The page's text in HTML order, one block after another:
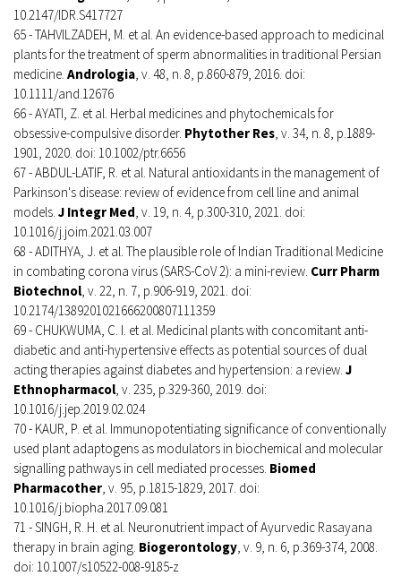
10.2147/IDR.S417727
65 - TAHVILZADEH, M. et al. An evidence-based approach to medicinal
plants for the treatment of sperm abnormalities in traditional Persian
medicine. Andrologia , v. 48, n. 8, p.860-879, 2016. doi:
10.1111/and.12676
66 - AYATI, Z. et al. Herbal medicines and phytochemicals for
obsessive-compulsive disorder. Phytother Res , v. 34, n. 8, p.1889-
1901, 2020. doi: 10.1002/ptr.6656
67 - ABDUL-LATIF, R. et al. Natural antioxidants in the management of
Parkinson's disease: review of evidence from cell line and animal
models. J Integr Med , v. 19, n. 4, p.300-310, 2021. doi:
10.1016/j.joim.2021.03.007
68 - ADITHYA, J. et al. The plausible role of Indian Traditional Medicine
in combating corona virus (SARS-CoV 2): a mini-review. Curr Pharm
Biotechnol , v. 22, n. 7, p.906-919, 2021. doi:
10.2174/1389201021666200807111359
69 - CHUKWUMA, C. I. et al. Medicinal plants with concomitant anti-
diabetic and anti-hypertensive effects as potential sources of dual
acting therapies against diabetes and hypertension: a review. J
Ethnopharmacol , v. 235, p.329-360, 2019. doi:
10.1016/j.jep.2019.02.024
70 - KAUR, P. et al. Immunopotentiating significance of conventionally
used plant adaptogens as modulators in biochemical and molecular
signalling pathways in cell mediated processes. Biomed
Pharmacother , v. 95, p.1815-1829, 2017. doi:
10.1016/j.biopha.2017.09.081
71 - SINGH, R. H. et al. Neuronutrient impact of Ayurvedic Rasayana
therapy in brain aging. Biogerontology , v. 9, n. 6, p.369-374, 2008.
doi: 10.1007/s10522-008-9185-z